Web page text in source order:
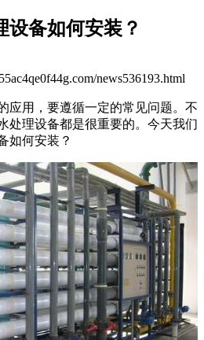
设备如何安装？
news536193.html
应用，要遵循一定的常见问题。不
处理设备都是很重要的。今天我们
如何安装？